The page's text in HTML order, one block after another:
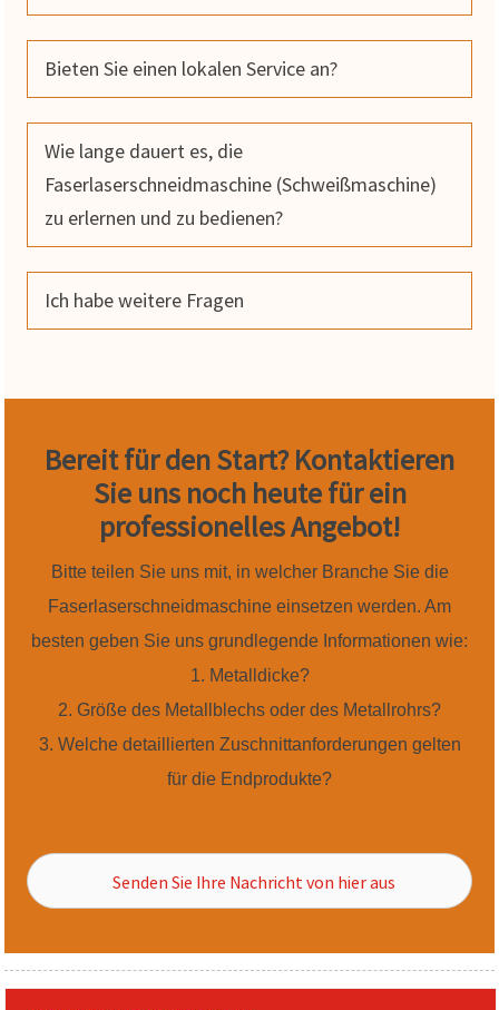
Bieten Sie einen lokalen Service an?
Wie lange dauert es, die
Faserlaserschneidmaschine (Schweißmaschine)
zu erlernen und zu bedienen?
Ich habe weitere Fragen
Bereit für den Start? Kontaktieren
Sie uns noch heute für ein
professionelles Angebot!
Bitte teilen Sie uns mit, in welcher Branche Sie die
Faserlaserschneidmaschine einsetzen werden. Am
besten geben Sie uns grundlegende Informationen wie:
1. Metalldicke?
2. Größe des Metallblechs oder des Metallrohrs?
3. Welche detaillierten Zuschnittanforderungen gelten
für die Endprodukte?
Senden Sie Ihre Nachricht von hier aus